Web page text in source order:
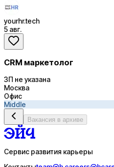
yourhr.tech
5 авг.
CRM маркетолог
ЗП не указана
Москва
Офис
Middle
Вакансия в архиве
Сервис развития карьеры